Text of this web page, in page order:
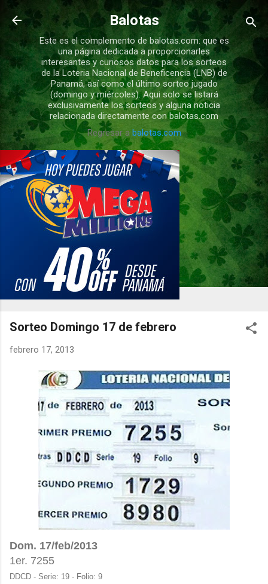
Ir al contenido principal
Balotas
Este es el complemento de balotas.com: que es
una página dedicada a proporcionarles
interesantes y curiosos datos para los sorteos
de la Loteria Nacional de Beneficencia (LNB) de
Panamá, así como el último sorteo jugado
(domingo y miércoles). Aqui solo se listará
exclusivamente los sorteos y alguna noticia
relacionada directamente con balotas.com
Regresar a balotas.com
Sorteo Domingo 17 de febrero
febrero 17, 2013
Dom. 17/feb/2013
1er. 7255
DDCD - Serie: 19 - Folio: 9